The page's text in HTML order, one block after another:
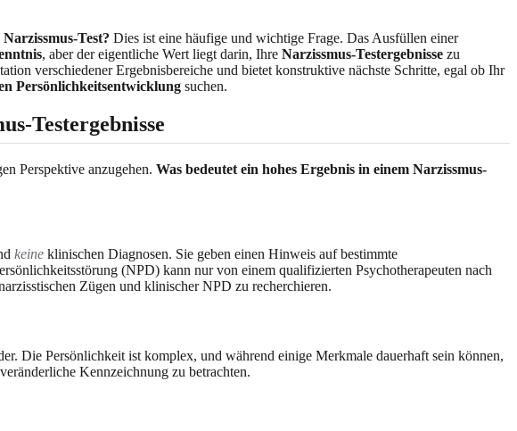
Test? Dies ist eine häufige und wichtige Frage. Das Ausfüllen einer
, aber der eigentliche Wert liegt darin, Ihre Narzissmus-Testergebnisse zu
verschiedener Ergebnisbereiche und bietet konstruktive nächste Schritte, egal ob Ihr
Persönlichkeitsentwicklung suchen.
Testergebnisse
Perspektive anzugehen. Was bedeutet ein hohes Ergebnis in einem Narzissmus-
keine klinischen Diagnosen. Sie geben einen Hinweis auf bestimmte
(NPD) kann nur von einem qualifizierten Psychotherapeuten nach
Zügen und klinischer NPD zu recherchieren.
Die Persönlichkeit ist komplex, und während einige Merkmale dauerhaft sein können,
Kennzeichnung zu betrachten.